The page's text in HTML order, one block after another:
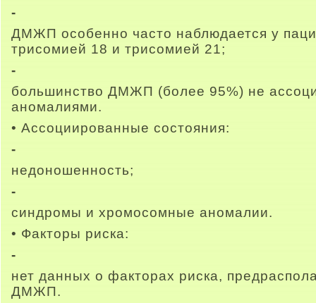
-
ДМЖП особенно часто наблюдается у
трисомией 18 и трисомией 21;
-
большинство ДМЖП (более 95%) не
аномалиями.
• Ассоциированные состояния:
-
недоношенность;
-
синдромы и хромосомные аномалии.
• Факторы риска:
-
нет данных о факторах риска,
ДМЖП.